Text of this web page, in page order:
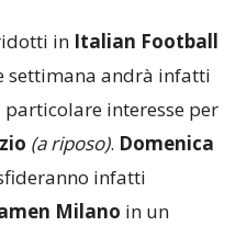
in Italian Football
settimana andrà infatti
particolare interesse per
(a riposo). Domenica
infatti
Milano in un